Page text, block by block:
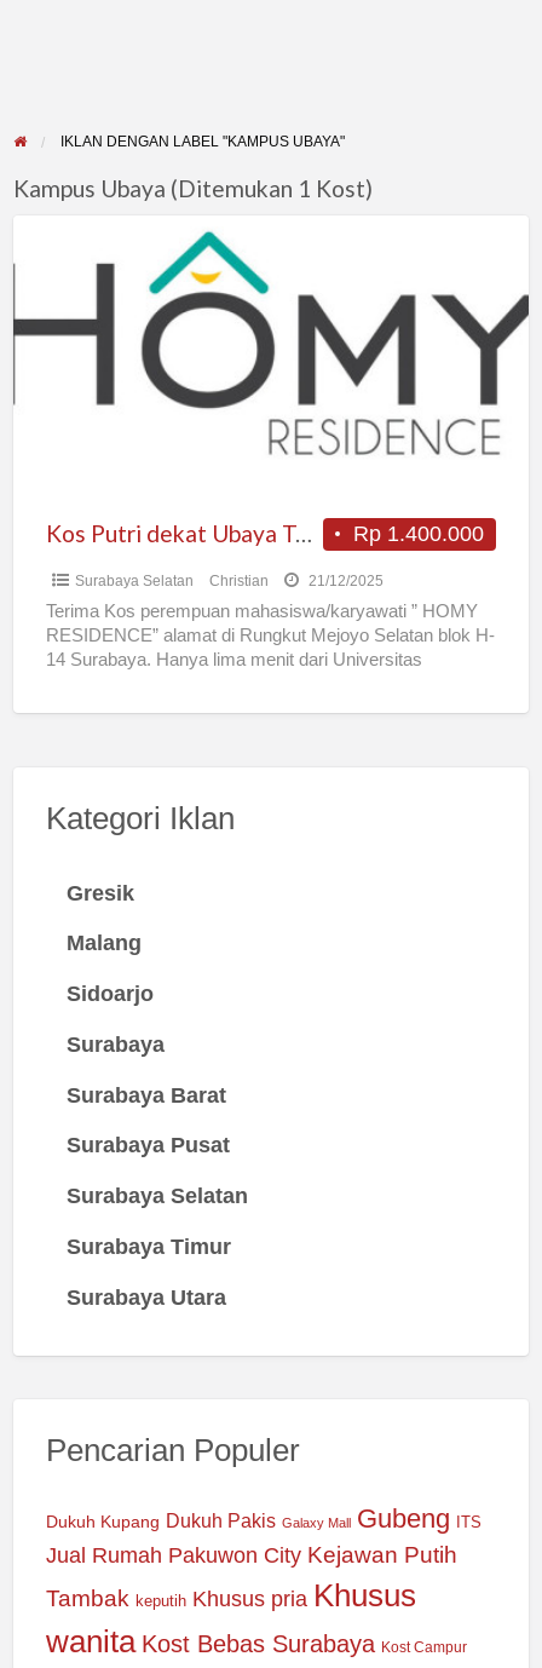
IKLAN DENGAN LABEL "KAMPUS UBAYA"
Kampus Ubaya (Ditemukan 1 Kost)
Putri
Ubaya
Rp 1.400.000
Kos Putri dekat Ubaya Tenggilis
Surabaya Selatan Christian 21/12/2025
Terima Kos perempuan mahasiswa/karyawati ” HOMY
RESIDENCE” alamat di Rungkut Mejoyo Selatan blok H-
14 Surabaya. Hanya lima menit dari Universitas
Kategori Iklan
Gresik
Malang
Sidoarjo
Surabaya
Surabaya Barat
Surabaya Pusat
Surabaya Selatan
Surabaya Timur
Surabaya Utara
Pencarian Populer
Dukuh Kupang Dukuh Pakis Galaxy Mall Gubeng ITS
Jual Rumah Pakuwon City Kejawan Putih
Tambak keputih Khusus pria Khusus
wanita Kost Bebas Surabaya Kost Campur